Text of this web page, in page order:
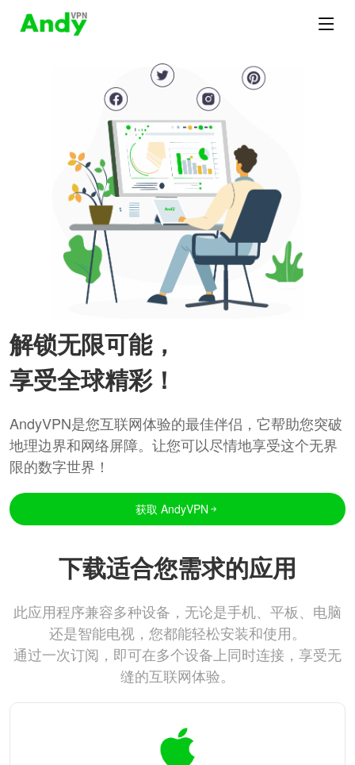
解锁无限可能，
享受全球精彩！
AndyVPN是您互联网体验的最佳伴侣，它帮助您突破
地理边界和网络屏障。让您可以尽情地享受这个无界
限的数字世界！
获取 AndyVPN
下载适合您需求的应用
此应用程序兼容多种设备，无论是手机、平板、电脑
还是智能电视，您都能轻松安装和使用。
通过一次订阅，即可在多个设备上同时连接，享受无
缝的互联网体验。